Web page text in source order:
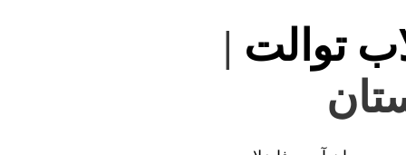
توالت |